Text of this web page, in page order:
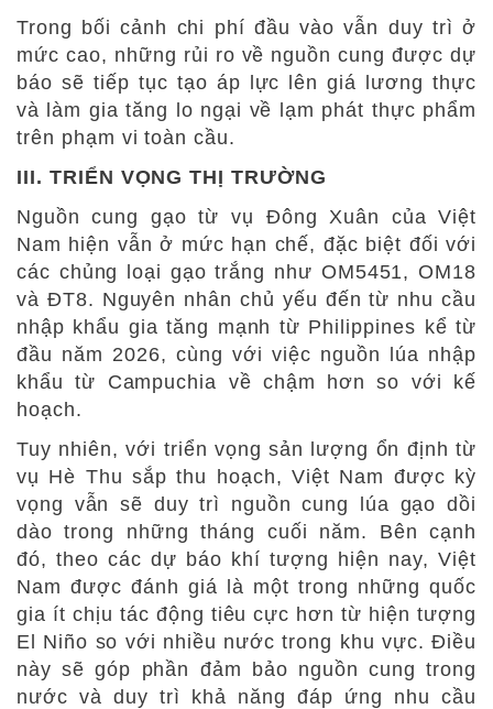
Trong bối cảnh chi phí đầu vào vẫn duy trì ở
mức cao, những rủi ro về nguồn cung được dự
báo sẽ tiếp tục tạo áp lực lên giá lương thực
và làm gia tăng lo ngại về lạm phát thực phẩm
trên phạm vi toàn cầu.
III. TRIỂN VỌNG THỊ TRƯỜNG
Nguồn cung gạo từ vụ Đông Xuân của Việt
Nam hiện vẫn ở mức hạn chế, đặc biệt đối với
các chủng loại gạo trắng như OM5451, OM18
và ĐT8. Nguyên nhân chủ yếu đến từ nhu cầu
nhập khẩu gia tăng mạnh từ Philippines kể từ
đầu năm 2026, cùng với việc nguồn lúa nhập
khẩu từ Campuchia về chậm hơn so với kế
hoạch.
Tuy nhiên, với triển vọng sản lượng ổn định từ
vụ Hè Thu sắp thu hoạch, Việt Nam được kỳ
vọng vẫn sẽ duy trì nguồn cung lúa gạo dồi
dào trong những tháng cuối năm. Bên cạnh
đó, theo các dự báo khí tượng hiện nay, Việt
Nam được đánh giá là một trong những quốc
gia ít chịu tác động tiêu cực hơn từ hiện tượng
El Niño so với nhiều nước trong khu vực. Điều
này sẽ góp phần đảm bảo nguồn cung trong
nước và duy trì khả năng đáp ứng nhu cầu